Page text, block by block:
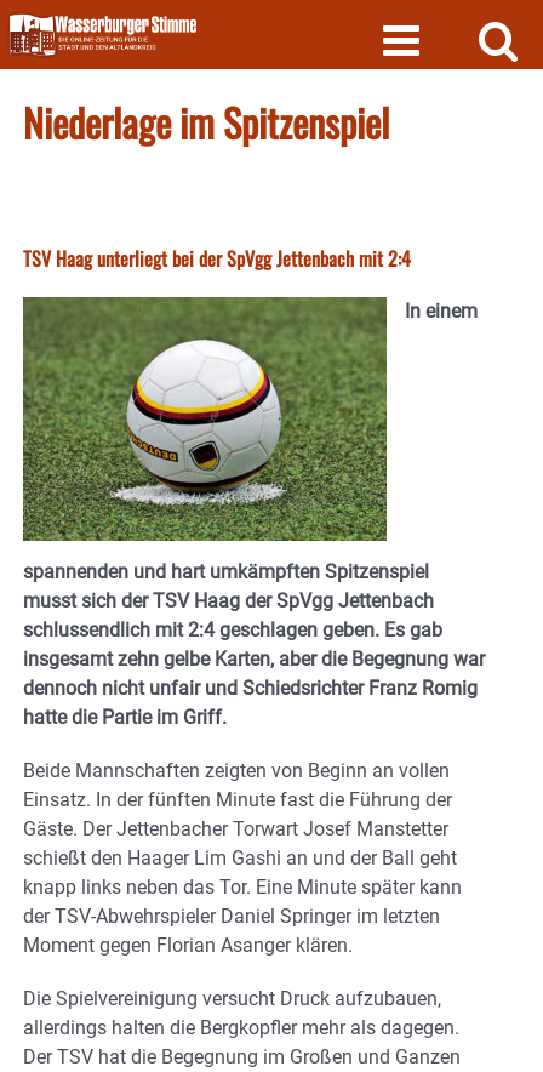
Skip
to
content
Niederlage im Spitzenspiel
TSV Haag unterliegt bei der SpVgg Jettenbach mit 2:4
In einem
spannenden und hart umkämpften Spitzenspiel
musst sich der TSV Haag der SpVgg Jettenbach
schlussendlich mit 2:4 geschlagen geben. Es gab
insgesamt zehn gelbe Karten, aber die Begegnung war
dennoch nicht unfair und Schiedsrichter Franz Romig
hatte die Partie im Griff.
Beide Mannschaften zeigten von Beginn an vollen
Einsatz. In der fünften Minute fast die Führung der
Gäste. Der Jettenbacher Torwart Josef Manstetter
schießt den Haager Lim Gashi an und der Ball geht
knapp links neben das Tor. Eine Minute später kann
der TSV-Abwehrspieler Daniel Springer im letzten
Moment gegen Florian Asanger klären.
Die Spielvereinigung versucht Druck aufzubauen,
allerdings halten die Bergkopfler mehr als dagegen.
Der TSV hat die Begegnung im Großen und Ganzen